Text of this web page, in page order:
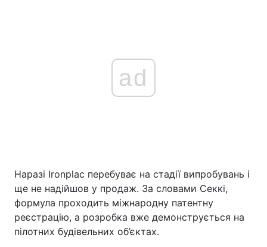
ad
Наразі Ironplac перебуває на стадії випробувань і
ще не надійшов у продаж. За словами Секкі,
формула проходить міжнародну патентну
реєстрацію, а розробка вже демонструється на
пілотних будівельних об’єктах.